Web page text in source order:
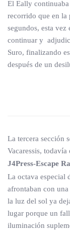
El Eally continuaba
recorrido que en la
segundos, esta vez
continuar y
Suro, finalizando
después de un
La tercera sección
Vacaressis,
J4Press-Escape
La octava especial
afrontaban con
la luz del sol ya
lugar porque un
iluminación